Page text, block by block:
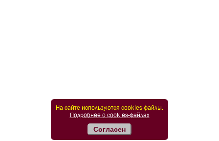
На сайте используются cookies-файлы.
Подробнее о cookies-файлах
Согласен